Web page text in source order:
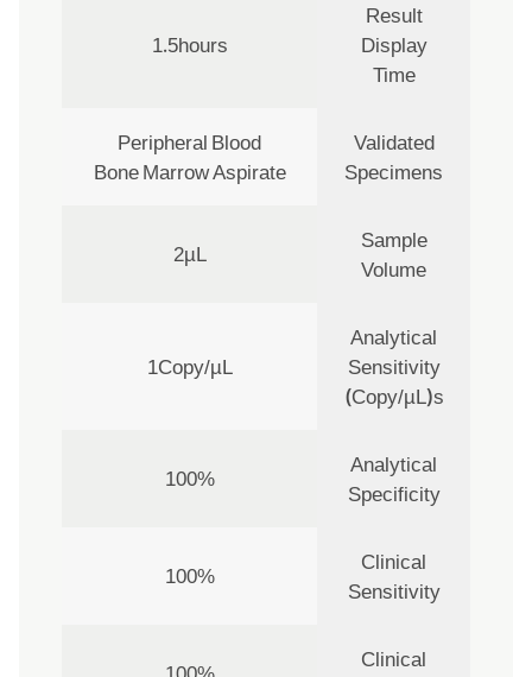
Result
Display
Time
1.5hours
Validated
Specimens
Peripheral Blood
Bone Marrow Aspirate
Sample
Volume
2µL
Analytical
Sensitivity
(Copy/µL)s
1Copy/µL
Analytical
Specificity
100%
Clinical
Sensitivity
100%
Clinical